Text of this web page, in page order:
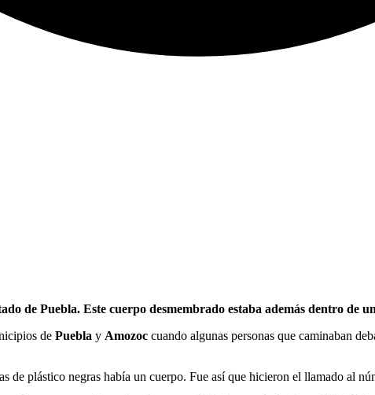
de Puebla. Este cuerpo desmembrado estaba además dentro de
de Puebla y Amozoc cuando algunas personas que caminaban
de plástico negras había un cuerpo. Fue así que hicieron el llamado al